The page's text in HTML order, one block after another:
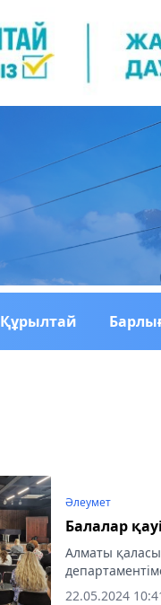
Құрылтай
Әлеумет
Балалар
Алматы
өткізді.
22.05.2024